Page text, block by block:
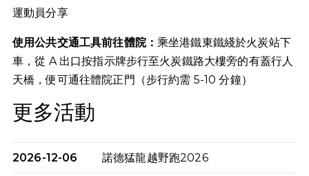
運動員分享
使用公共交通工具前往體院： 乘坐港鐵東鐵綫於火炭站下
車，從 A 出口按指示牌步行至火炭鐵路大樓旁的有蓋行人
天橋，便可通往體院正門（步行約需 5-10 分鐘）
更多活動
2026-12-06 諾德猛龍越野跑2026